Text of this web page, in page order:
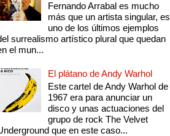
Fernando Arrabal es mucho
más que un artista singular, es
uno de los últimos ejemplos
surrealismo artístico plural que quedan
el mun...
El plátano de Andy Warhol
Este cartel de Andy Warhol de
1967 era para anunciar un
disco y unas actuaciones del
grupo de rock The Velvet
que en este caso...